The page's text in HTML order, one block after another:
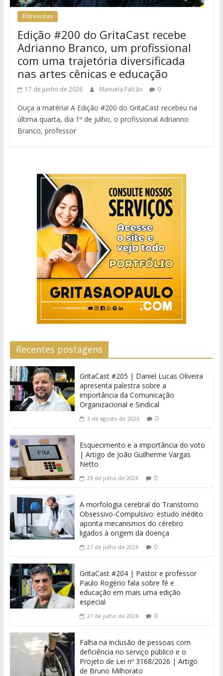
Entrevistas
Edição #200 do GritaCast recebe
Adrianno Branco, um profissional
com uma trajetória diversificada
nas artes cênicas e educação
17 de junho de 2026 Manuela Falcão 0
Ouça a matéria! A Edição #200 do GritaCast recebeu na
última quarta, dia 1º de julho, o profissional Adrianno
Branco, professor
Recentes postagens
GritaCast #205 | Daniel Lucas Oliveira
apresenta palestra sobre a
importância da Comunicação
Organizacional e Sindical
3 de agosto de 2026 0
Esquecimento e a importância do voto
| Artigo de João Guilherme Vargas
Netto
29 de julho de 2026 0
A morfologia cerebral do Transtorno
Obsessivo-Compulsivo: estudo inédito
aponta mecanismos do cérebro
ligados à origem da doença
27 de julho de 2026 0
GritaCast #204 | Pastor e professor
Paulo Rogério fala sobre fé e
educação em mais uma edição
especial
27 de julho de 2026 0
Falha na inclusão de pessoas com
deficiência no serviço público e o
Projeto de Lei nº 3168/2026 | Artigo
de Bruno Milhorato